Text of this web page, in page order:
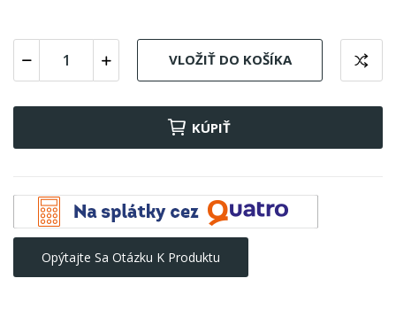
VLOŽIŤ DO KOŠÍKA
KÚPIŤ
Opýtajte Sa Otázku K Produktu